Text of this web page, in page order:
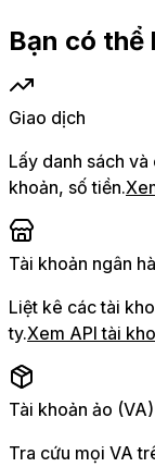
Bạn có thể
Giao dịch
Lấy danh sách
khoản, số tiền.
Tài khoản ngân
Liệt kê các tài
ty.Xem API tài
Tài khoản ảo (VA)
Tra cứu mọi VA